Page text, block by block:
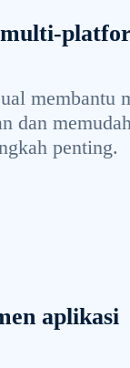
membantu
dan
penting.
aplikasi